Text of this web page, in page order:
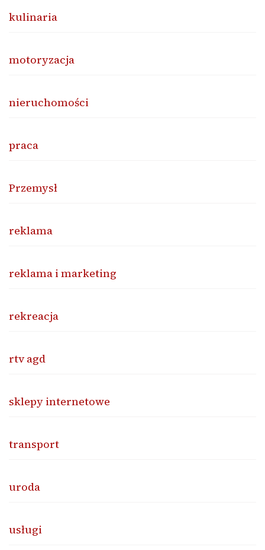
kulinaria
motoryzacja
nieruchomości
praca
Przemysł
reklama
reklama i marketing
rekreacja
rtv agd
sklepy internetowe
transport
uroda
usługi